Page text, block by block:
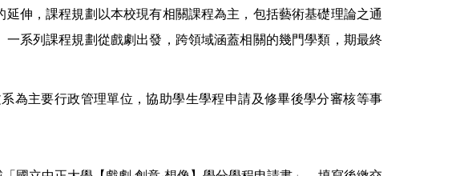
伸，課程規劃以本校現有相關課程為主，包括藝術基礎理論之通
一系列課程規劃從戲劇出發，跨領域涵蓋相關的幾門學類，期最終
為主要行政管理單位，協助學生學程申請及修畢後學分審核等事